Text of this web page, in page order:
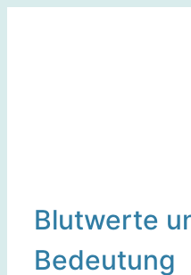
Blutwerte
Bedeutung